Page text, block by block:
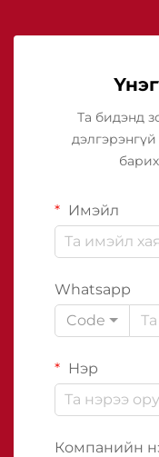
Та бидэнд
Имэйл
Whatsapp
Code
Нэр
Компанийн